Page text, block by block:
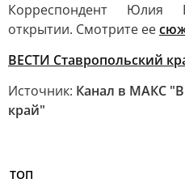
Корреспондент Юлия
открытии. Смотрите ее
ВЕСТИ Ставропольский
Источник: Канал в МАКС
край"
ТОП